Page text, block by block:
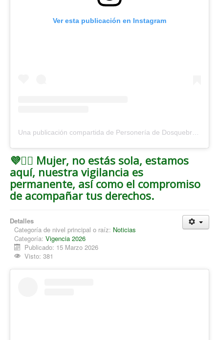
Ver esta publicación en Instagram
Una publicación compartida de Personería de Dosquebradas (@personeriadosquebradas)
💜✊🏽 Mujer, no estás sola, estamos
aquí, nuestra vigilancia es
permanente, así como el compromiso
de acompañar tus derechos.
Detalles
Categoría de nivel principal o raíz: Noticias
Categoría: Vigencia 2026
Publicado: 15 Marzo 2026
Visto: 381